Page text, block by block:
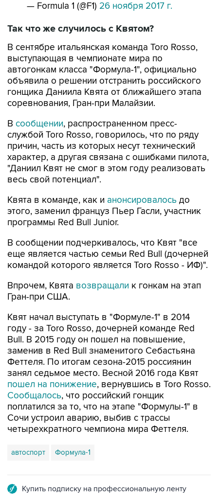
— Formula 1 (@F1) 26 ноября 2017 г.
Так что же случилось с Квятом?
В сентябре итальянская команда Toro Rosso,
выступающая в чемпионате мира по
автогонкам класса "Формула-1", официально
объявила о решении отстранить российского
гонщика Даниила Квята от ближайшего этапа
соревнования, Гран-при Малайзии.
В сообщении, распространенном пресс-
службой Toro Rosso, говорилось, что по ряду
причин, часть из которых несут технический
характер, а другая связана с ошибками пилота,
"Даниил Квят не смог в этом году реализовать
весь свой потенциал".
Квята в команде, как и анонсировалось до
этого, заменил француз Пьер Гасли, участник
программы Red Bull Junior.
В сообщении подчеркивалось, что Квят "все
еще является частью семьи Red Bull (дочерней
командой которого является Toro Rosso - ИФ)".
Впрочем, Квята возвращали к гонкам на этап
Гран-при США.
Квят начал выступать в "Формуле-1" в 2014
году - за Toro Rosso, дочерней команде Red
Bull. В 2015 году он пошел на повышение,
заменив в Red Bull знаменитого Себастьяна
Феттеля. По итогам сезона-2015 россиянин
занял седьмое место. Весной 2016 года Квят
пошел на понижение, вернувшись в Toro Rosso.
Сообщалось, что российский гонщик
поплатился за то, что на этапе "Формулы-1" в
Сочи устроил аварию, выбив с трассы
четырехкратного чемпиона мира Феттеля.
автоспорт Формула-1
Купить подписку на профессиональную ленту